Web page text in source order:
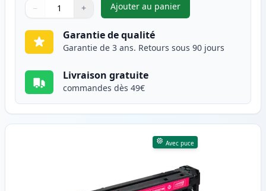
Quantité
Utilisez les boutons pour ajuster
− +
Quantité
Ajouter au panier
,Canon 718 (2661B002AA)
Garantie de qualité
Garantie de 3 ans. Retours sous 90 jours
Livraison gratuite
commandes dès 49€
Avec puce